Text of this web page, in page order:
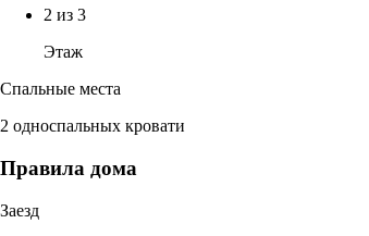
2 из 3
Этаж
Спальные места
2 односпальных кровати
Правила дома
Заезд